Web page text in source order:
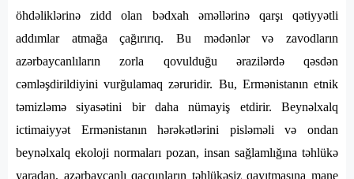
öhdəliklərinə zidd olan bədxah əməllərinə qarşı qətiyyətli
addımlar atmağa çağırırıq. Bu mədənlər və zavodların
azərbaycanlıların zorla qovulduğu ərazilərdə qəsdən
cəmləşdirildiyini vurğulamaq zəruridir. Bu, Ermənistanın etnik
təmizləmə siyasətini bir daha nümayiş etdirir. Beynəlxalq
ictimaiyyət Ermənistanın hərəkətlərini pisləməli və ondan
beynəlxalq ekoloji normaları pozan, insan sağlamlığına təhlükə
yaradan, azərbaycanlı qaçqınların təhlükəsiz qayıtmasına mane